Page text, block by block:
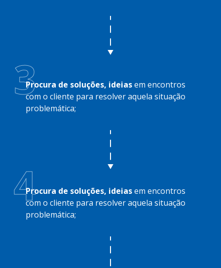
3Procura de soluções, ideiasem encontros
com o cliente para resolver aquela situação
problemática;
4Procura de soluções, ideiasem encontros
com o cliente para resolver aquela situação
problemática;